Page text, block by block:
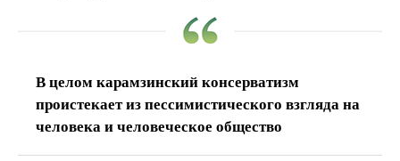
В целом карамзинский консерватизм
проистекает из пессимистического взгляда на
человека и человеческое общество